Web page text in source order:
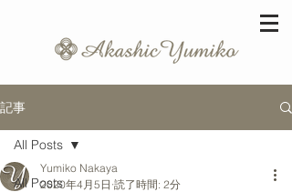
記事
All Posts
All Posts
Yumiko Nakaya
2020年4月5日 読了時間: 2分